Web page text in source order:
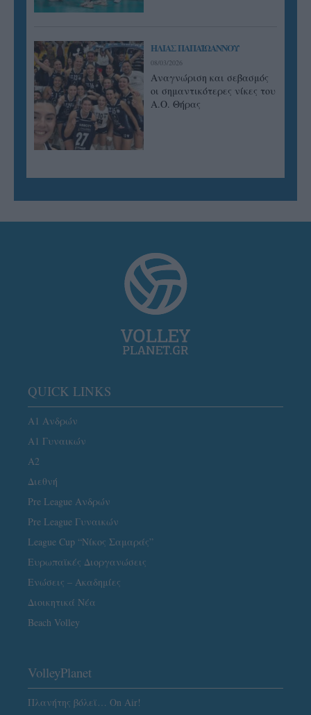
ΗΛΙΑΣ ΠΑΠΑΪΩΑΝΝΟΥ
08/03/2026
Αναγνώριση και σεβασμός
οι σημαντικότερες νίκες του
Α.Ο. Θήρας
QUICK LINKS
Α1 Ανδρών
Α1 Γυναικών
A2
Διεθνή
Pre League Ανδρών
Pre League Γυναικών
League Cup “Νίκος Σαμαράς”
Ευρωπαϊκές Διοργανώσεις
Ενώσεις – Ακαδημίες
Διοικητικά Νέα
Beach Volley
VolleyPlanet
Πλανήτης βόλεϊ… On Air!